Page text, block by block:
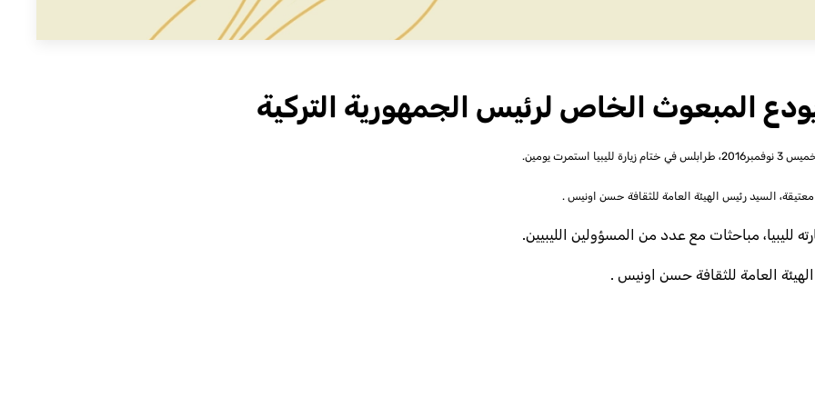
المبعوث الخاص لرئيس الجمهورية التركية
يومين.
السيد رئيس الهيئة العامة للثقافة حسن اونيس .
لليبيا، مباحثات مع عدد من المسؤولين الليبيين.
العامة للثقافة حسن اونيس .